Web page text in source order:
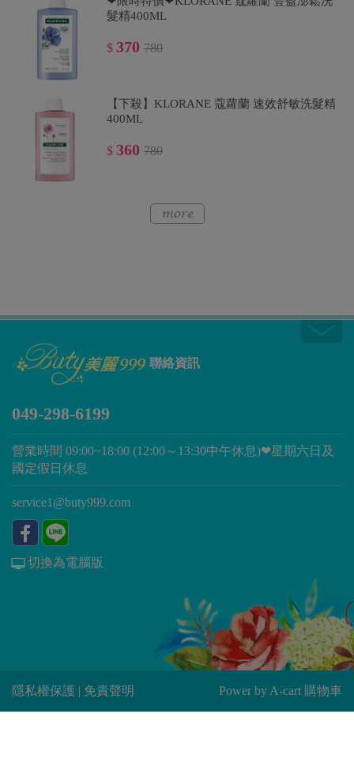
髮精400ML
$ 370 780
【下殺】KLORANE 蔻蘿蘭 速效舒敏洗髮精
400ML
$ 360 780
聯絡資訊
049-298-6199
營業時間 09:00~18:00 (12:00～13:30中午休息)❤星期六日及
國定假日休息
service1@buty999.com
切換為電腦版
隱私權保護 | 免責聲明 Power by A-cart 購物車